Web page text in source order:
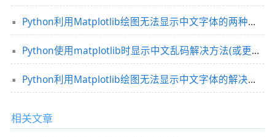
Python利用Matplotlib绘图无法显示中文字体的两种解决方案
Python使用matplotlib时显示中文乱码解决方法(或更改字体)
Python利用Matplotlib绘图无法显示中文字体的解决方案
相关文章